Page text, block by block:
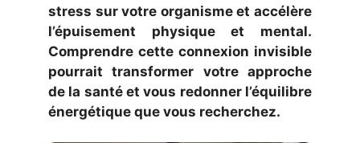
stress sur votre organisme et accélère
l’épuisement physique et mental.
Comprendre cette connexion invisible
pourrait transformer votre approche
de la santé et vous redonner l’équilibre
énergétique que vous recherchez.